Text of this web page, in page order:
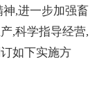
,进一步加强畜
,科学指导经营,
如下实施方